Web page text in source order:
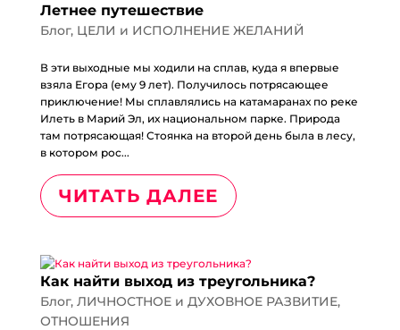
Летнее путешествие
Блог, ЦЕЛИ и ИСПОЛНЕНИЕ ЖЕЛАНИЙ
В эти выходные мы ходили на сплав, куда я впервые
взяла Егора (ему 9 лет). Получилось потрясающее
приключение! Мы сплавлялись на катамаранах по реке
Илеть в Марий Эл, их национальном парке. Природа
там потрясающая! Стоянка на второй день была в лесу,
в котором рос...
ЧИТАТЬ ДАЛЕЕ
Как найти выход из треугольника?
Блог, ЛИЧНОСТНОЕ и ДУХОВНОЕ РАЗВИТИЕ,
ОТНОШЕНИЯ